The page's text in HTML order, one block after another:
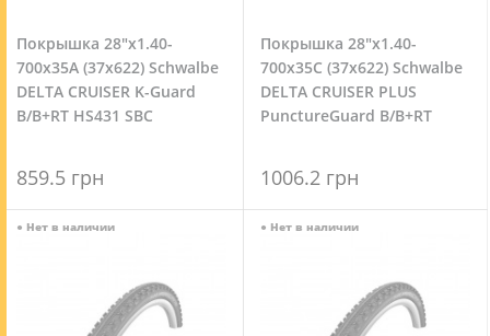
Покрышка 28"x1.40-
700x35A (37x622) Schwalbe
DELTA CRUISER K-Guard
B/B+RT HS431 SBC
859.5 грн
Покрышка 28"x1.40-
700x35C (37x622) Schwalbe
DELTA CRUISER PLUS
PunctureGuard B/B+RT
1006.2 грн
● Нет в наличии ● Нет в наличии